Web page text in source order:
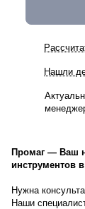
Нашли
Промаг — Ваш
инструментов
Нужна
Наши